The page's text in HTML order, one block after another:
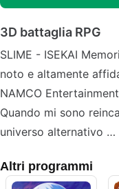
3D battaglia RPG
SLIME - ISEKAI
noto e altamente
NAMCO
Quando mi sono
universo alternativo …
Altri programmi